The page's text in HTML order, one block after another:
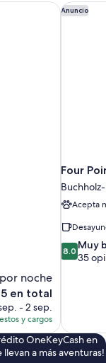
noche
en total
- 2 sep.
y cargos
Anuncio
Four
Acepta
8.0
de
8.0 Muy
35
Four
OneKeyCash en
a más aventuras!